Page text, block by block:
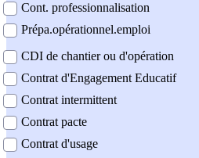
Cont. professionnalisation
Prépa.opérationnel.emploi
CDI de chantier ou d'opération
Contrat d'Engagement Educatif
Contrat intermittent
Contrat pacte
Contrat d'usage